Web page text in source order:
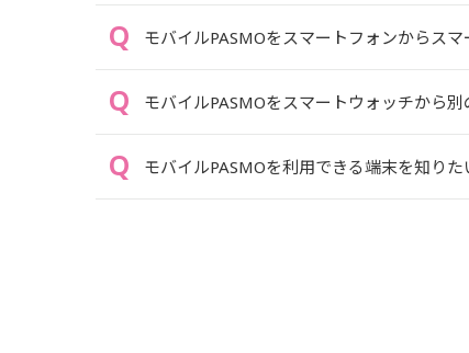
モバイルPASMOをスマートフォンからスマ
モバイルPASMOをスマートウォッチから
モバイルPASMOを利用できる端末を知りた